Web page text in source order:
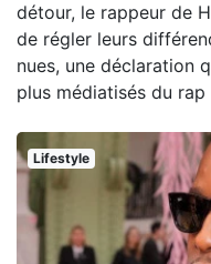
détour, le rappeur de
de régler leurs
nues, une déclaration
plus médiatisés du rap
Lifestyle